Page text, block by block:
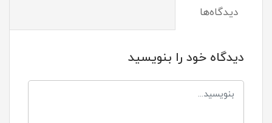
دیدگاه‌ها
دیدگاه خود را بنویسید